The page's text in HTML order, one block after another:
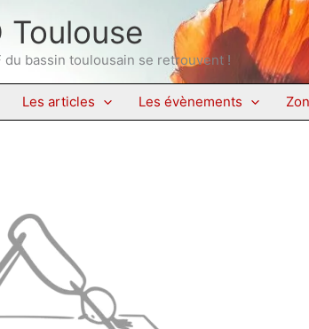
Toulouse
du bassin toulousain se retrouvent !
Les articles Les évènements